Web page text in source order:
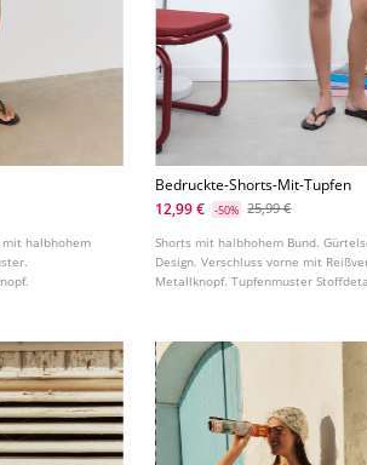
mit halbhohem
Bedruckte-Shorts-Mit-Tupfen
12,99 €
-50% 25,99 €
Shorts mit halbhohem Bund.
Design. Verschluss vorne mit
Metallknopf. Tupfenmuster